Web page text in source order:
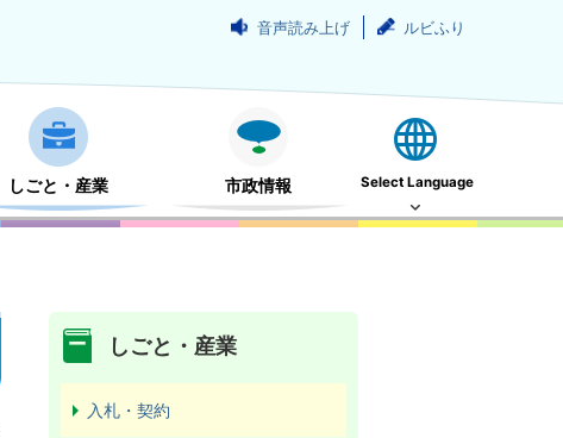
音声読み上げ ルビふり
しごと・産業 市政情報 Select Language
しごと・産業
入札・契約